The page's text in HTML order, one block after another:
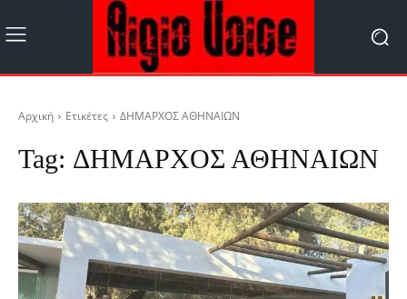
Αρχική Ετικέτες ΔΗΜΑΡΧΟΣ ΑΘΗΝΑΙΩΝ
Tag: ΔΗΜΑΡΧΟΣ ΑΘΗΝΑΙΩΝ